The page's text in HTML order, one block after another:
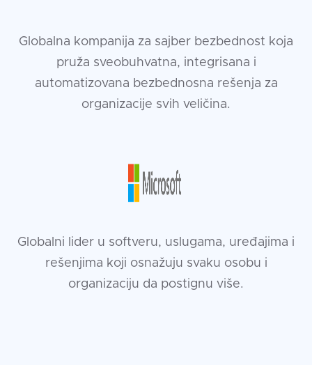
Globalna kompanija za sajber bezbednost koja
pruža sveobuhvatna, integrisana i
automatizovana bezbednosna rešenja za
organizacije svih veličina.
Globalni lider u softveru, uslugama, uređajima i
rešenjima koji osnažuju svaku osobu i
organizaciju da postignu više.